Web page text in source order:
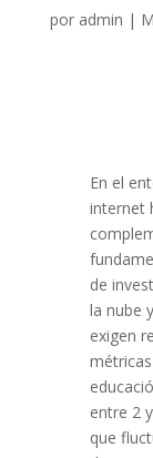
por admin |
En el
internet
de
la nube
exigen
entre 2
que